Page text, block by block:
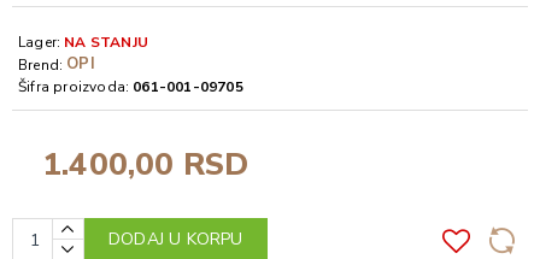
1.400,00 RSD
Lager: NA STANJU
Brend: OPI
Šifra proizvoda: 061-001-09705
DODAJ U KORPU